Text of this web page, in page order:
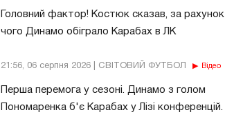
Головний фактор! Костюк сказав, за рахунок
чого Динамо обіграло Карабах в ЛК
21:56, 06 серпня 2026 | СВІТОВИЙ ФУТБОЛ Відео
Перша перемога у сезоні. Динамо з голом
Пономаренка б'є Карабах у Лізі конференцій.